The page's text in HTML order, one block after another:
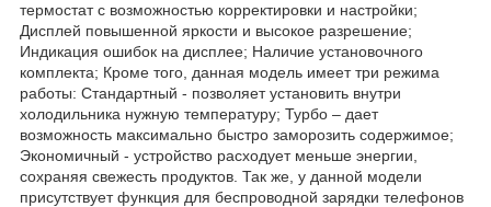
термостат с возможностью корректировки и настройки;
Дисплей повышенной яркости и высокое разрешение;
Индикация ошибок на дисплее; Наличие установочного
комплекта; Кроме того, данная модель имеет три режима
работы: Стандартный - позволяет установить внутри
холодильника нужную температуру; Турбо – дает
возможность максимально быстро заморозить содержимое;
Экономичный - устройство расходует меньше энергии,
сохраняя свежесть продуктов. Так же, у данной модели
присутствует функция для беспроводной зарядки телефонов